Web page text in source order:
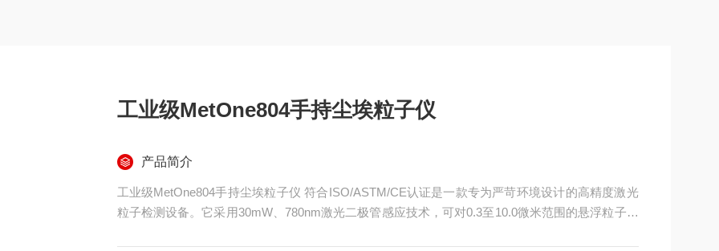
工业级MetOne804手持尘埃粒子仪
产品简介
工业级MetOne804手持尘埃粒子仪 符合ISO/ASTM/CE认证是一款专为严苛环境设计的高精度激光
粒子检测设备。它采用30mW、780nm激光二极管感应技术，可对0.3至10.0微米范围的悬浮粒子进